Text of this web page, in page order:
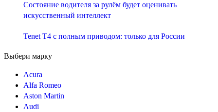
Состояние водителя за рулём будет оценивать
искусственный интеллект
Tenet T4 с полным приводом: только для России
Выбери марку
Acura
Alfa Romeo
Aston Martin
Audi